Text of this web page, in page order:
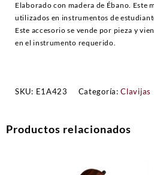
Elaborado con madera de Ébano. Este
utilizados en instrumentos de
Este accesorio se vende por pieza y
en el instrumento requerido.
SKU: E1A423 Categoría:Clavijas
Productos relacionados